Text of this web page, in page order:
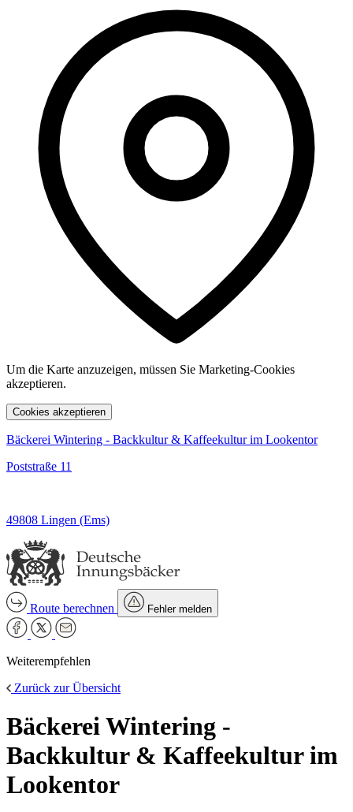
Um die Karte anzuzeigen, müssen Sie Marketing-Cookies
akzeptieren.
Cookies akzeptieren
Bäckerei Wintering - Backkultur & Kaffeekultur im Lookentor
Poststraße 11
49808 Lingen (Ems)
Route berechnen Fehler melden
Weiterempfehlen
Zurück zur Übersicht
Bäckerei Wintering -
Backkultur & Kaffeekultur im
Lookentor